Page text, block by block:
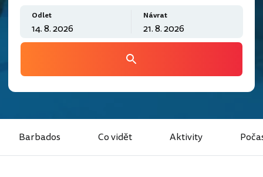
Odlet Návrat
Barbados Co vidět Aktivity